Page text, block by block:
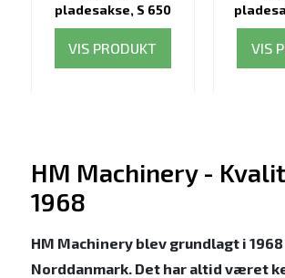
pladesakse, S 650
VIS PRODUKT VIS
HM Machinery -
1968
HM Machinery blev grundlagt i
Norddanmark. Det har altid været